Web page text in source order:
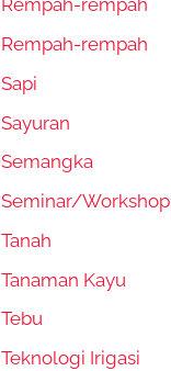
Rempah-rempah
Rempah-rempah
Sapi
Sayuran
Semangka
Seminar/Workshop
Tanah
Tanaman Kayu
Tebu
Teknologi Irigasi